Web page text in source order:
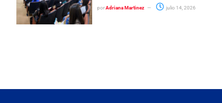
por Adriana Martinez julio 14, 2026